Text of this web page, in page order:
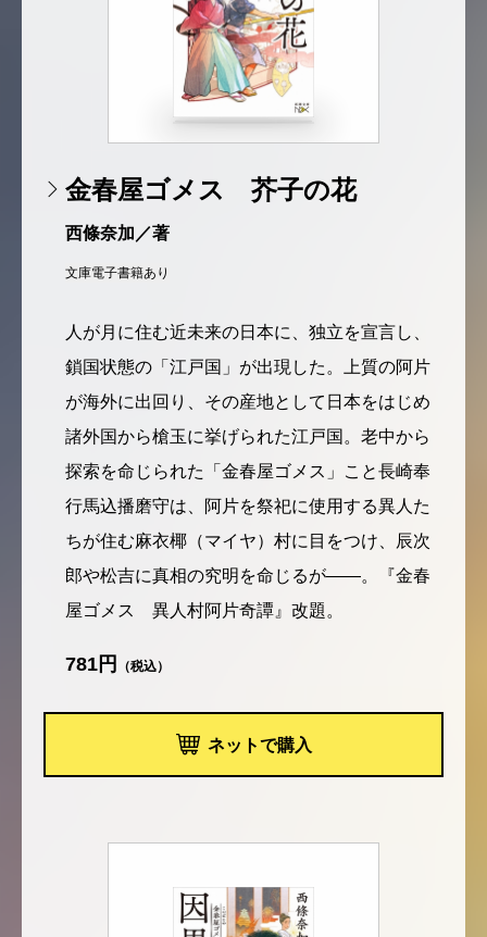
金春屋ゴメス 芥子の花
西條奈加／著
文庫電子書籍あり
人が月に住む近未来の日本に、独立を宣言し、
鎖国状態の「江戸国」が出現した。上質の阿片
が海外に出回り、その産地として日本をはじめ
諸外国から槍玉に挙げられた江戸国。老中から
探索を命じられた「金春屋ゴメス」こと長崎奉
行馬込播磨守は、阿片を祭祀に使用する異人た
ちが住む麻衣椰（マイヤ）村に目をつけ、辰次
郎や松吉に真相の究明を命じるが――。『金春
屋ゴメス 異人村阿片奇譚』改題。
781円 （税込）
ネットで購入